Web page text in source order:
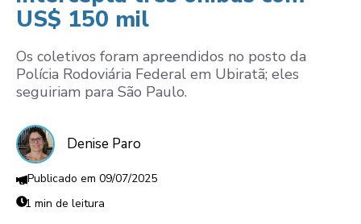
US$ 150 mil
Os coletivos foram apreendidos no posto da
Polícia Rodoviária Federal em Ubiratã; eles
seguiriam para São Paulo.
Denise Paro
09/07/2025
1 min de leitura